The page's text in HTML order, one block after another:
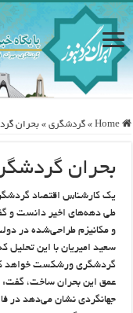
Home
» گردشگری » بحران
بحران
یک کارشناس اقتصاد
طی دهه‌های اخیر دانست و
و مکانیزم طراحی‌شده در
سعید امیریان با این تحلیل
گردشگری ورشکست خواهد
عمق این بحران ساخت، گفت: